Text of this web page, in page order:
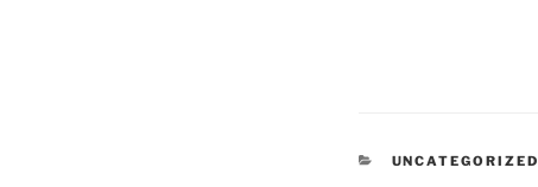
KATEGORIEN
UNCATEGORIZED